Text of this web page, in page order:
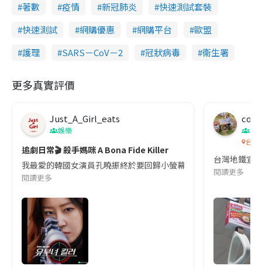
著數 疫情 新冠肺炎
快速測試套裝
快速測試
網購優惠 網購平台
歐盟
護理
SARS－CoV－2 冠狀病毒 衞生署
更多真實評價
Just_A_Girl_eats
娛樂
追劇日常🎬 殺手媽咪 A Bona Fide Killer
我最愛的韓國女演員孔曉振終於要回歸小螢幕啦!這次的劇本改編
閱讀更多
co
吹
台灣
台灣地鐵宣
閱讀更多